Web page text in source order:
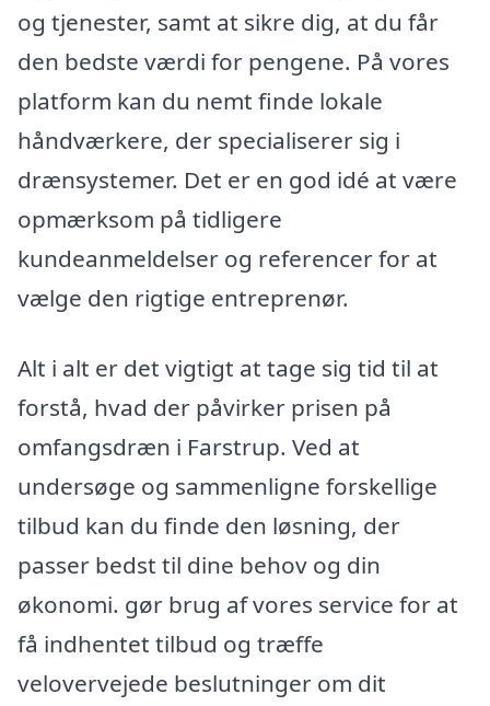
og tjenester, samt at sikre dig, at du får
den bedste værdi for pengene. På vores
platform kan du nemt finde lokale
håndværkere, der specialiserer sig i
drænsystemer. Det er en god idé at være
opmærksom på tidligere
kundeanmeldelser og referencer for at
vælge den rigtige entreprenør.
Alt i alt er det vigtigt at tage sig tid til at
forstå, hvad der påvirker prisen på
omfangsdræn i Farstrup. Ved at
undersøge og sammenligne forskellige
tilbud kan du finde den løsning, der
passer bedst til dine behov og din
økonomi. gør brug af vores service for at
få indhentet tilbud og træffe
velovervejede beslutninger om dit